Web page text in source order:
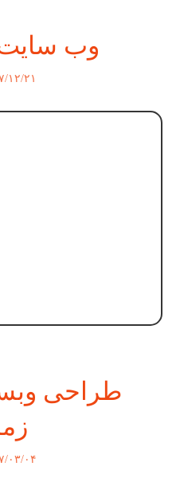
وب
۱۳۹۷/
طراحی
۱۳۹۷/